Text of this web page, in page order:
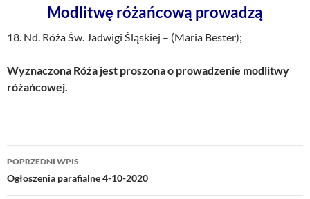
Modlitwę różańcową prowadzą
18. Nd. Róża Św. Jadwigi Śląskiej – (Maria Bester);
Wyznaczona Róża jest proszona o prowadzenie modlitwy
różańcowej.
Nawigacja
wpisu
POPRZEDNI WPIS
Ogłoszenia parafialne 4-10-2020